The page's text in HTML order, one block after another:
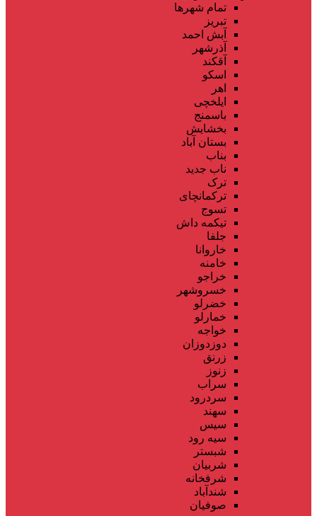
تمام شهر‌ها
تبریز
آبش احمد
آذرشهر
آقکند
اسکو
اهر
ایلخچی
باسمنج
بخشایش
بستان آباد
بناب
ناب جدید
ترک
ترکمانچای
تسوج
تیکمه داش
جلفا
خاروانا
خامنه
خراجو
خسروشهر
خضرلو
خمارلو
خواجه
دوزدوزان
زرنق
زنوز
سراب
سردرود
سهند
سیس
سیه رود
شبستر
شربیان
شرفخانه
شندآباد
صوفیان